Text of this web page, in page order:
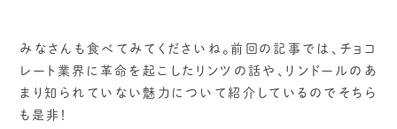
みなさんも食べてみてくださいね。前回の記事では、チョコ
レート業界に革命を起こしたリンツの話や、リンドールのあ
まり知られていない魅力について紹介しているのでそちら
も是非！